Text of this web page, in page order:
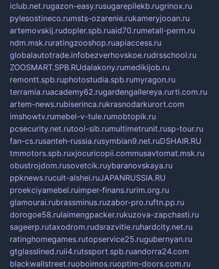
iclub.net.rugazon-easy.rusugarepilekb.rugrinox.ru
pylesostineco.rumsts-ozarenie.rukameryjooan.ru
artemovskij.rudopler.spb.ruaid70.rumetall-perm.ru
ndm.msk.ruratingzooshop.ruapiaccess.ru
globalautotrade.infobezverhovskoe.rudrsschool.ru
ZOOSMART.SPB.RUdalakony.rumedikijob.ru
remontt.spb.ruphotostudia.spb.rumyragon.ru
terramia.ruacademy62.rugardengallereya.rurti.com.ru
artem-news.rubiserinca.rukrasnodarkurort.com
imshowtv.rumebel-v-tule.rumobtopik.ru
pcsecurity.net.rutool-sib.rumultimetrunit.rusp-tour.ru
fan-cs.rusanteh-russia.rusymbian9.net.ruDSHAIR.RU
tmmotors.spb.ruxjocuricopii.commusavtomat.msk.ru
obustrojdom.rusovetcik.ruybaranovskaya.ru
ppknews.rucult-alshei.ruJAPANRUSSIA.RU
proekciyamebel.ruimper-finans.rurim.org.ru
glamourai.rubrassminus.ruzabor-pro.ruftn.pp.ru
dorogoe58.rulaimengpacker.rukuzova-zapchasti.ru
sageerp.rutaxodrom.rudsrazvitie.ruhardcity.net.ru
ratinghomegames.rutopservice25.rugubernyan.ru
gtglasslined.ruii4.rutssport.spb.ruandorra24.com
blackwallstreet.ruoboimos.ruoptim-doors.com.ru